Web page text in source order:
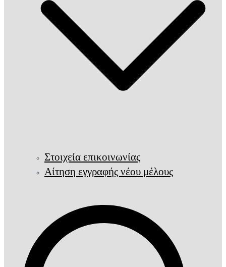
Στοιχεία επικοινωνίας
Αίτηση εγγραφής νέου μέλους